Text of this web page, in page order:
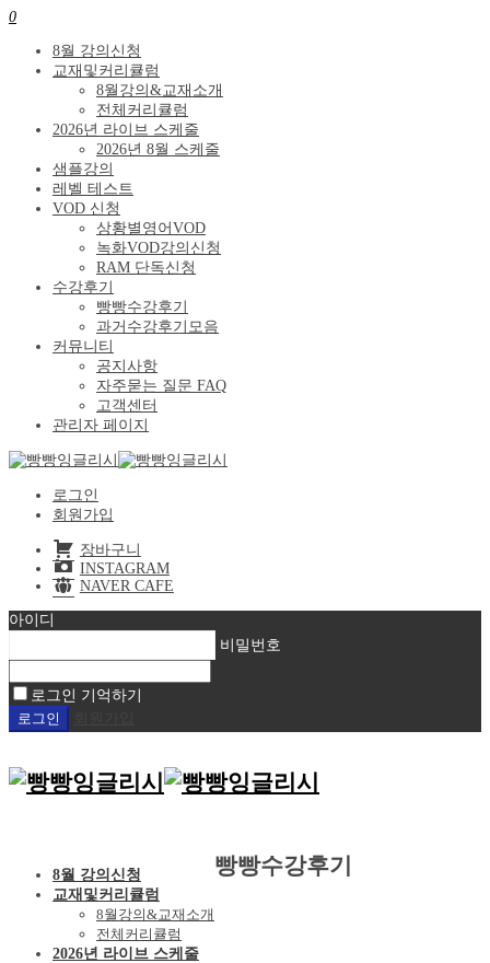
0
8월 강의신청
교재및커리큘럼
8월강의&교재소개
전체커리큘럼
2026년 라이브 스케줄
2026년 8월 스케줄
샘플강의
레벨 테스트
VOD 신청
상황별영어VOD
녹화VOD강의신청
RAM 단독신청
수강후기
빵빵수강후기
과거수강후기모음
커뮤니티
공지사항
자주묻는 질문 FAQ
고객센터
관리자 페이지
로그인
회원가입
장바구니
INSTAGRAM
NAVER CAFE
아이디
비밀번호
로그인 기억하기
8월 강의신청
교재및커리큘럼
8월강의&교재소개
전체커리큘럼
2026년 라이브 스케줄
빵빵수강후기